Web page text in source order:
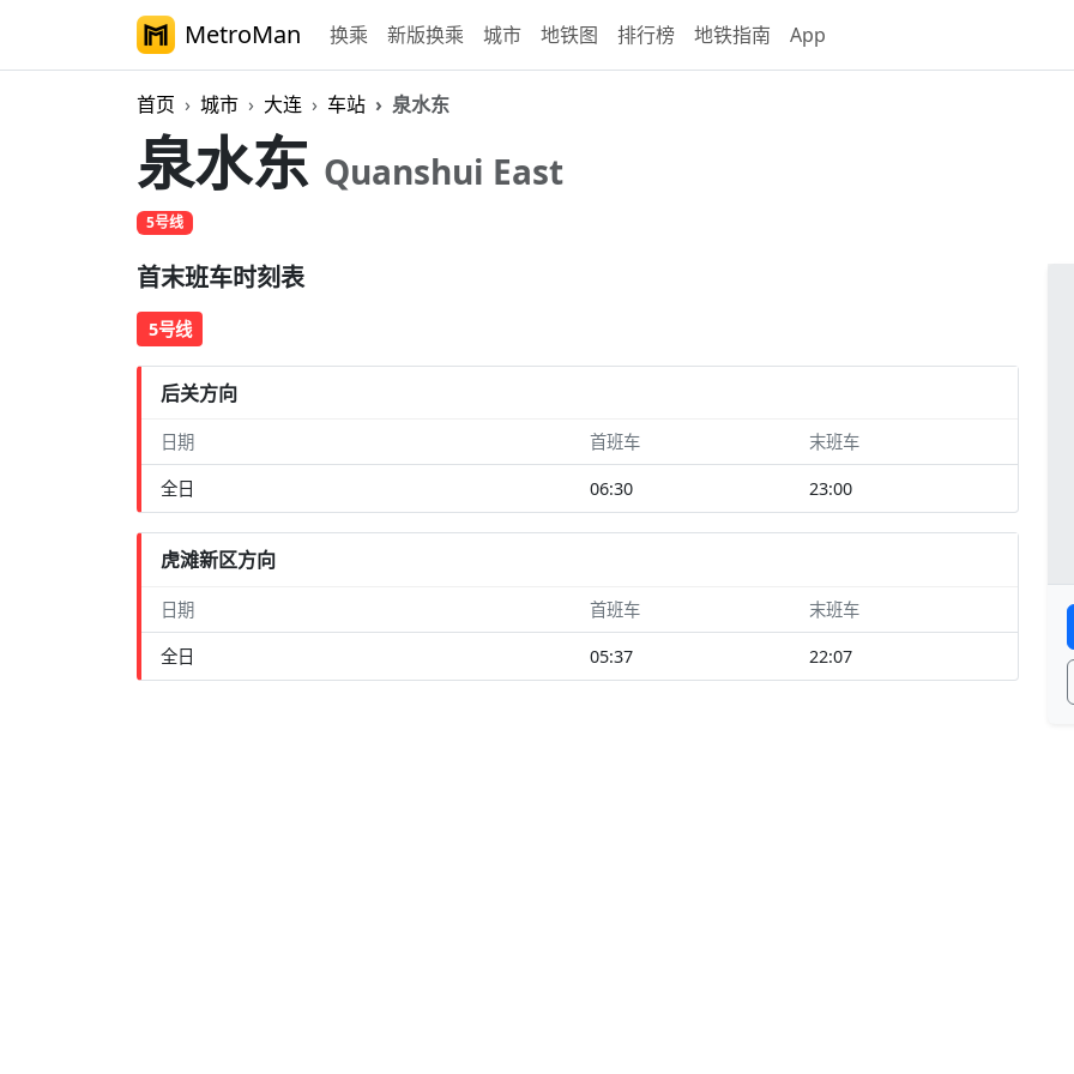
MetroMan 换乘 新版换乘 城市 地铁图 排行榜 地铁指南 App
首页 城市 大连 车站 泉水东
泉水东 Quanshui East
5号线
首末班车时刻表
5号线
后关方向
日期 首班车 末班车
全日 06:30 23:00
虎滩新区方向
日期 首班车 末班车
全日 05:37 22:07